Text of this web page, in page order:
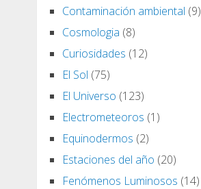
Contaminación ambiental (9)
Cosmologia (8)
Curiosidades (12)
El Sol (75)
El Universo (123)
Electrometeoros (1)
Equinodermos (2)
Estaciones del año (20)
Fenómenos Luminosos (14)